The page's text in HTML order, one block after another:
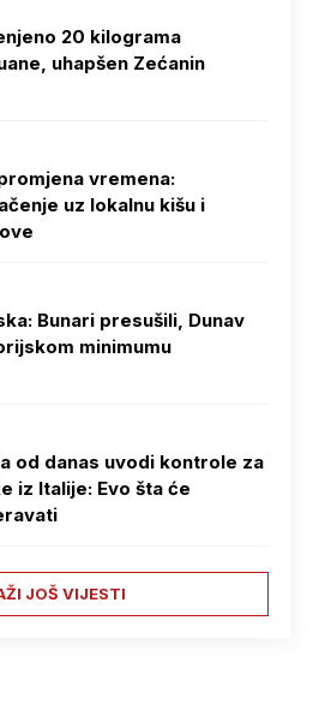
20 kilograma
uhapšen Zećanin
vremena:
uz lokalnu kišu i
Bunari presušili, Dunav
minimumu
od danas uvodi kontrole za
iz Italije: Evo šta će
JOŠ VIJESTI